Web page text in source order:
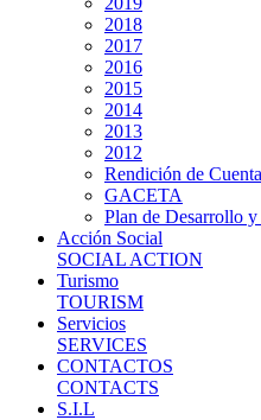
2018
2017
2016
2015
2014
2013
2012
Rendición de
GACETA
Plan de Desarrollo
Acción Social
SOCIAL ACTION
Turismo
TOURISM
Servicios
SERVICES
CONTACTOS
CONTACTS
S.I.L